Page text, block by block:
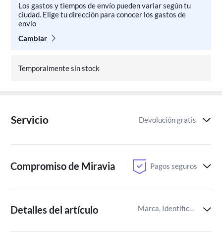
Los gastos y tiempos de envío pueden variar según tu
ciudad. Elige tu dirección para conocer los gastos de
envío
Cambiar
Temporalmente sin stock
Servicio Devolución gratis
Compromiso de Miravia Pagos seguros
Detalles del artículo Marca, Identificador del artículo de Miravia